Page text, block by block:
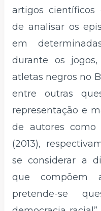
artigos científicos
de analisar os
em
durante os
atletas negros no
entre outras
representação e
de autores como
(2013),
se considerar a
que compõem
pretende-se